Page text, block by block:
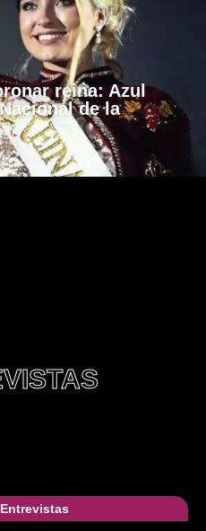
reina: Azul
de la
Entrevistas